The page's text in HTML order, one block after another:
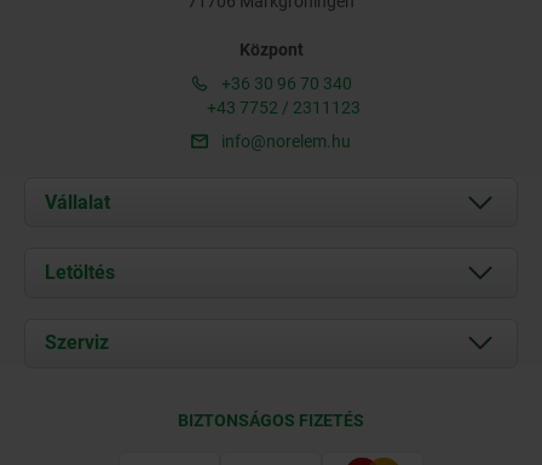
Központ
+36 30 96 70 340
+43 7752 / 2311123
info@norelem.hu
Vállalat
Rólunk
Kapcsolat
Letöltés
Documents
Szerviz
BIZTONSÁGOS FIZETÉS